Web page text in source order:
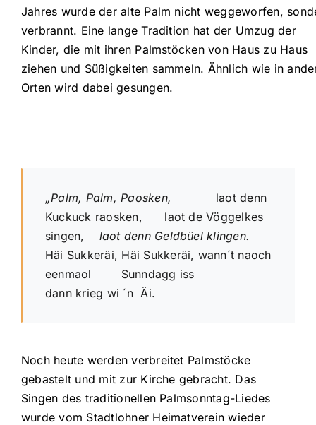
Jahres wurde der alte Palm nicht weggeworfen,
verbrannt. Eine lange Tradition hat der Umzug der
Kinder, die mit ihren Palmstöcken von Haus zu Haus
ziehen und Süßigkeiten sammeln. Ähnlich wie in
Orten wird dabei gesungen.
„Palm, Palm, Paosken, laot denn
Kuckuck raosken, laot de Vöggelkes
singen, laot denn Geldbüel klingen.
Häi Sukkeräi, Häi Sukkeräi, wann´t naoch
eenmaol Sunndagg iss
dann krieg wi ´n Äi.
Noch heute werden verbreitet Palmstöcke
gebastelt und mit zur Kirche gebracht. Das
Singen des traditionellen Palmsonntag-Liedes
wurde vom Stadtlohner Heimatverein wieder